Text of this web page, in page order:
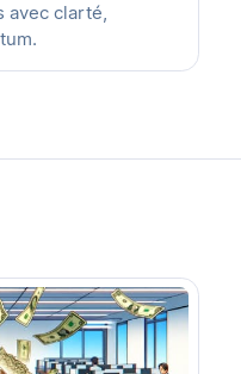
avec clarté,